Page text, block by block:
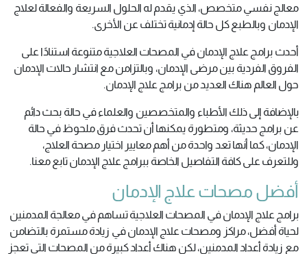
معالج نفسي متخصص، الذي يقدم له الحلول السريعة والفعالة لعلاج
الإدمان وبالطبع كل حالة إدمانية تختلف عن الأخرى.
أحدث برامج علاج الإدمان في المصحات العلاجية متنوعة استنادًا على
الفروق الفردية بين مرضى الإدمان، وبالتزامن مع انتشار حالات الإدمان
حول العالم هناك العديد من برامج علاج الإدمان.
بالإضافة إلى ذلك الأطباء والمتخصصين والعلماء في حالة بحث دائم
عن برامج حديثة، ومتطورة يمكنها أن تحدث فرق ملحوظ في حالة
الإدمان، كما أنها تعد واحدة من أهم معايير اختيار مصحة العلاج،
وللتعرف على كافة التفاصيل الخاصة ببرامج علاج الإدمان تابع معنا.
أفضل مصحات علاج الإدمان
برامج علاج الإدمان في المصحات العلاجية تساهم في معالجة المدمنين
لحياة أفضل، مراكز ومصحات علاج الإدمان في زيادة مستمرة بالتضامن
مع زيادة أعداد المدمنين، لكن هناك أعداد كبيرة من المصحات التي تعجز